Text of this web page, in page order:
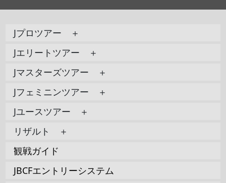
Jプロツアー ＋
Jエリートツアー ＋
Jマスターズツアー ＋
Jフェミニンツアー ＋
Jユースツアー ＋
リザルト ＋
観戦ガイド
JBCFエントリーシステム